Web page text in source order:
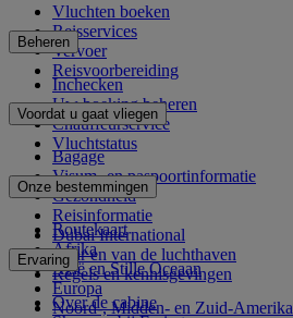
Vluchten boeken
Reisservices
Vervoer
Reisvoorbereiding
Beheren
Inchecken
Uw boeking beheren
Chauffeurservice
Vluchtstatus
Voordat u gaat vliegen
Bagage
Visum- en paspoortinformatie
Gezondheid
Reisinformatie
Dubai International
Naar en van de luchthaven
Regels en kennisgevingen
Onze bestemmingen
Routekaart
Afrika
Azië en Stille Oceaan
Europa
Noord-, Midden- en Zuid-Amerika
Ervaring
Over de cabine